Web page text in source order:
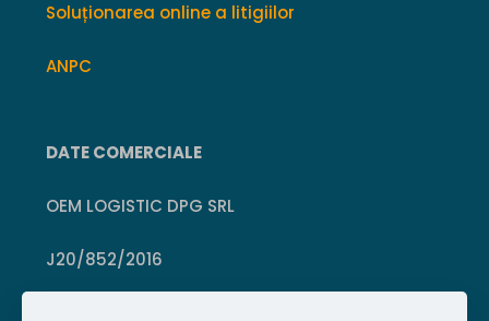
Soluționarea online a litigiilor
ANPC
DATE COMERCIALE
OEM LOGISTIC DPG SRL
J20/852/2016